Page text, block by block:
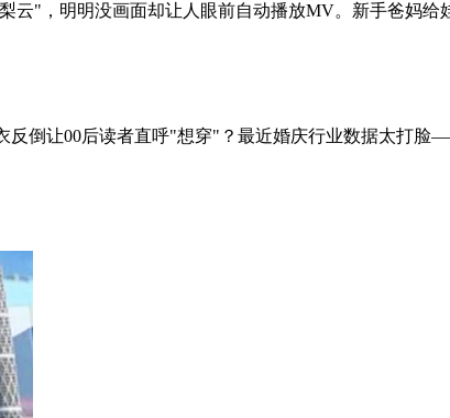
"，明明没画面却让人眼前自动播放MV。新手爸妈
倒让00后读者直呼"想穿"？最近婚庆行业数据太打脸